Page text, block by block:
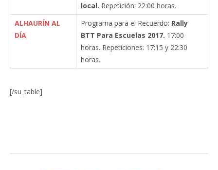
local. Repetición: 22:00 horas.
ALHAURÍN AL
DÍA
Programa para el Recuerdo: Rally
BTT Para Escuelas 2017. 17:00
horas. Repeticiones: 17:15 y 22:30
horas.
[/su_table]